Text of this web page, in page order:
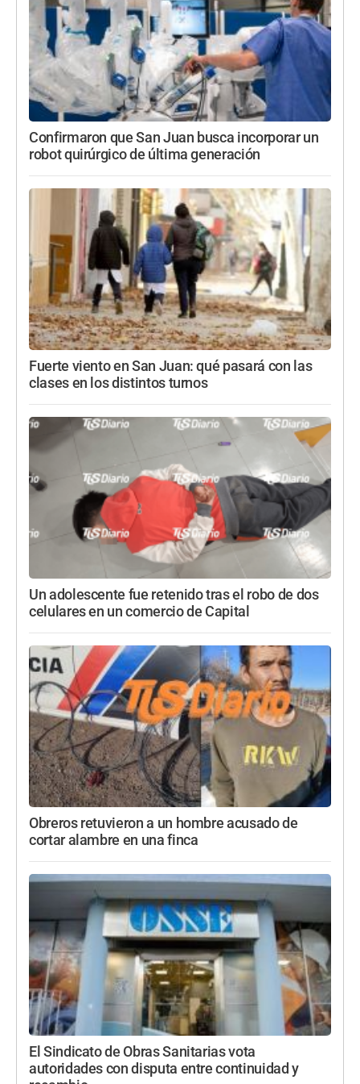
Confirmaron que San Juan busca incorporar un
robot quirúrgico de última generación
Fuerte viento en San Juan: qué pasará con las
clases en los distintos turnos
Un adolescente fue retenido tras el robo de dos
celulares en un comercio de Capital
Obreros retuvieron a un hombre acusado de
cortar alambre en una finca
El Sindicato de Obras Sanitarias vota
autoridades con disputa entre continuidad y